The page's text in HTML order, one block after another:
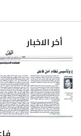
أخر الاخبار